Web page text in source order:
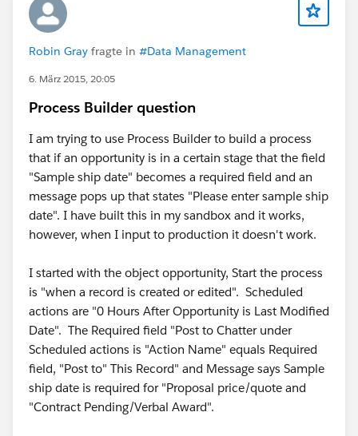
Robin Gray fragte in #Data Management
6. März 2015, 20:05
Process Builder question
I am trying to use Process Builder to build a process
that if an opportunity is in a certain stage that the field
"Sample ship date" becomes a required field and an
message pops up that states "Please enter sample ship
date". I have built this in my sandbox and it works,
however, when I input to production it doesn't work.
I started with the object opportunity, Start the process
is "when a record is created or edited". Scheduled
actions are "0 Hours After Opportunity is Last Modified
Date". The Required field "Post to Chatter under
Scheduled actions is "Action Name" equals Required
field, "Post to" This Record" and Message says Sample
ship date is required for "Proposal price/quote and
"Contract Pending/Verbal Award".